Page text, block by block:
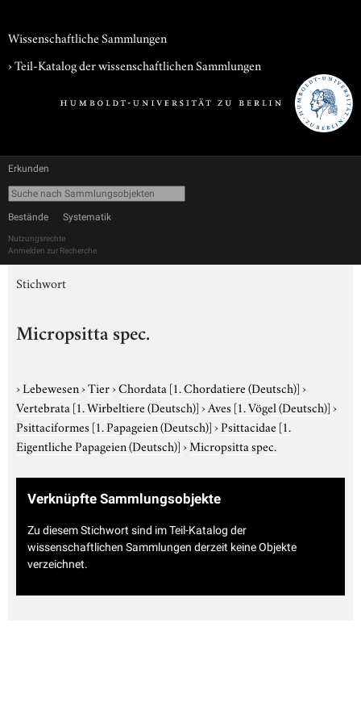
Wissenschaftliche Sammlungen
› Teil-Katalog der wissenschaftlichen Sammlungen
Erkunden
Bestände Systematik
Nutzungsrechte
Anmelden zur Recherche
Stichwort
Micropsitta spec.
›Lebewesen›Tier›Chordata [1. Chordatiere (Deutsch)]›
Vertebrata [1. Wirbeltiere (Deutsch)]›Aves [1. Vögel (Deutsch)]›
Psittaciformes [1. Papageien (Deutsch)]›Psittacidae [1.
Eigentliche Papageien (Deutsch)]›Micropsitta spec.
Verknüpfte Sammlungsobjekte
Zu diesem Stichwort sind im Teil-Katalog der
wissenschaftlichen Sammlungen derzeit keine Objekte
verzeichnet.